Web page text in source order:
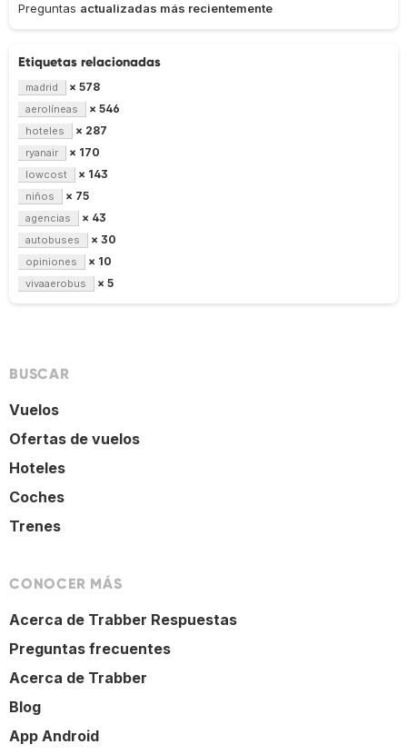
Preguntas actualizadas más recientemente
Etiquetas relacionadas
madrid × 578
aerolíneas × 546
hoteles × 287
ryanair × 170
lowcost × 143
niños × 75
agencias × 43
autobuses × 30
opiniones × 10
vivaaerobus × 5
BUSCAR
Vuelos
Ofertas de vuelos
Hoteles
Coches
Trenes
CONOCER MÁS
Acerca de Trabber Respuestas
Preguntas frecuentes
Acerca de Trabber
Blog
App Android